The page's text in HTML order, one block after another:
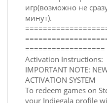
игр(возможно не
минут).
==================
Activation Instructions:
IMPORTANT NOTE:
ACTIVATION SYSTEM
To redeem games on
your Indiegala profile